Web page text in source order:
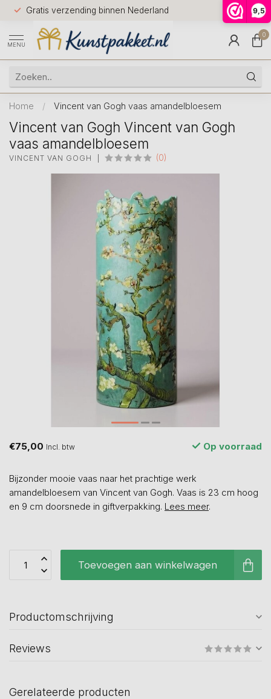
9,5
Gratis verzending binnen Nederland
Voor
huis
9.5
MENU
0
Home / Vincent van Gogh vaas amandelbloesem
Vincent van Gogh Vincent van Gogh
vaas amandelbloesem
VINCENT VAN GOGH (0)
€75,00 Incl. btw Op voorraad
Bijzonder mooie vaas naar het prachtige werk
amandelbloesem van Vincent van Gogh. Vaas is 23 cm hoog
en 9 cm doorsnede in giftverpakking. Lees meer.
Toevoegen aan winkelwagen
Productomschrijving
Reviews
Gerelateerde producten